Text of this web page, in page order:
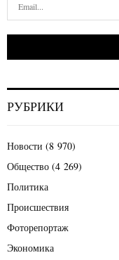
РУБРИКИ
Новости (8 970)
Общество (4 269)
Политика
Происшествия
Фоторепортаж
Экономика